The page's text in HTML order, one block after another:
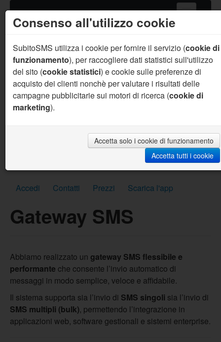
Home
Servizi SMS
Gateway SMS
Acquista SMS
Aiuto
Sei un programmatore ?
personalizzate, SMS per sviluppo gratuiti e molto
Accedi Contatti Prezzi Scarica l'app
Consenso all'utilizzo cookie
SubitoSMS utilizza i cookie per fornire il servizio (cookie di
funzionamento), per raccogliere dati statistici sull'utilizzo
del sito (cookie statistici) e cookie sulle preferenze di
acquisto dei clienti nonchè per valutare i risultati delle
campagne pubblicitarie sui motori di ricerca (cookie di
marketing).
Accetta solo i cookie di funzionamento
Accetta tutti i cookie
Gateway SMS
Abbiamo realizzato un gateway SMS flessibile e
performante che consente l’invio automatico di
messaggi in modo semplice, veloce e affidabile.
Il sistema supporta sia l’invio di SMS singoli sia l’invio di
SMS multipli (bulk), permettendo l’integrazione in
applicazioni web, software gestionali e sistemi enterprise.